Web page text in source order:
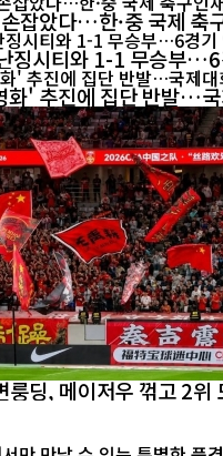
잡았다…한·중 국제 축
징시티와 1-1 무승부…6
' 추진에 집단 반발…
딩, 메이저우 꺾고 2위